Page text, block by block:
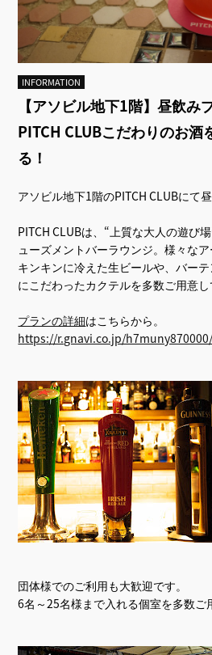
INFORMATION
【アソビル地下1階】昼飲み
PITCH CLUBこだわりのお酒
る！
アソビル地下1階のPITCH CLUBにて
PITCH CLUBは、“上質な大人の遊び
ューズメントバーラウンジ。様々なア
キンキンに冷えた生ビールや、バー
にこだわったカクテルを多数ご用意し
プランの詳細はこちらから。
https://r.gnavi.co.jp/
団体様でのご利用も大歓迎です。
6名～25名様まで入れる個室を多数ご